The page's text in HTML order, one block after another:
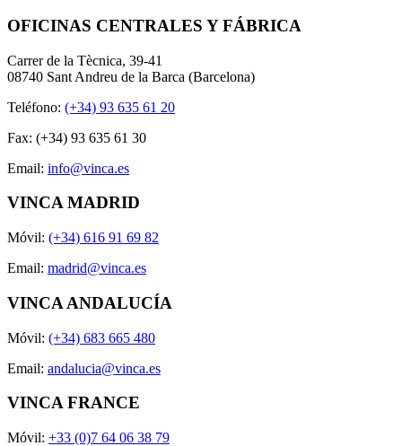
OFICINAS CENTRALES Y FÁBRICA
Carrer de la Tècnica, 39-41
08740 Sant Andreu de la Barca (Barcelona)
Teléfono: (+34) 93 635 61 20
Fax: (+34) 93 635 61 30
Email: info@vinca.es
VINCA MADRID
Móvil: (+34) 616 91 69 82
Email: madrid@vinca.es
VINCA ANDALUCÍA
Móvil: (+34) 683 665 480
Email: andalucia@vinca.es
VINCA FRANCE
Móvil: +33 (0)7 64 06 38 79